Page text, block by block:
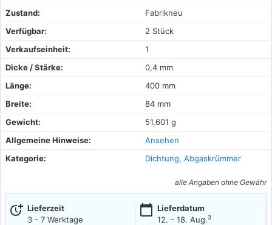
Zustand:
Fabrikneu
Verfügbar:
2 Stück
Verkaufseinheit:
1
Dicke / Stärke:
0,4 mm
Länge:
400 mm
Breite:
84 mm
Gewicht:
51,601 g
Allgemeine Hinweise:
Ansehen
Kategorie:
Dichtung, Abgaskrümmer
alle Angaben ohne Gewähr
more_time Lieferzeit
3 - 7 Werktage
calendar_today Lieferdatum
12. - 18. Aug.3